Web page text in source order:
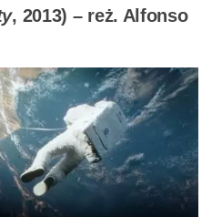
, 2013) – reż. Alfonso